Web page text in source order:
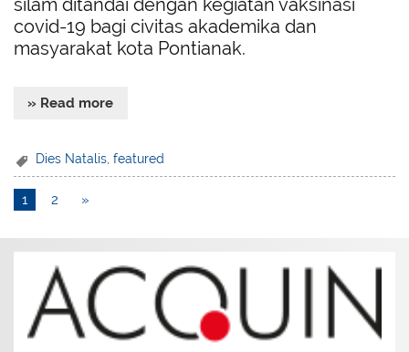
silam ditandai dengan kegiatan vaksinasi
covid-19 bagi civitas akademika dan
masyarakat kota Pontianak.
» Read more
Dies Natalis ,featured
1 2 »